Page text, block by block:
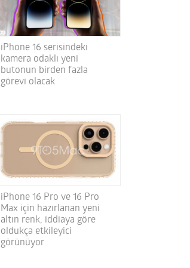
iPhone 16 serisindeki
kamera odaklı yeni
butonun birden fazla
görevi olacak
iPhone 16 Pro ve 16 Pro
Max için hazırlanan yeni
altın renk, iddiaya göre
oldukça etkileyici
görünüyor